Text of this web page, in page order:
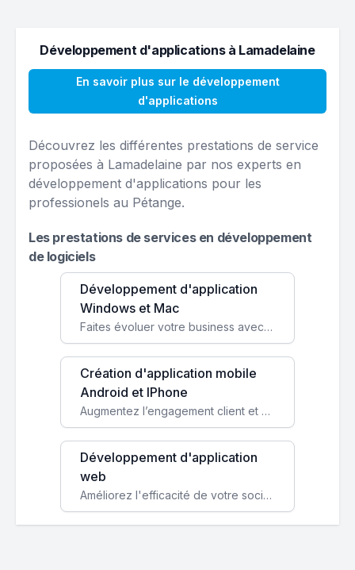
Développement d'applications à Lamadelaine
En savoir plus sur le développement
d'applications
Découvrez les différentes prestations de service
proposées à Lamadelaine par nos experts en
développement d'applications pour les
professionels au Pétange.
Les prestations de services en développement
de logiciels
Développement d'application
Windows et Mac
Faites évoluer votre business avec des solutions logicielles personnalisées, parfaitement adaptées à vos besoins spécifiques.
Création d'application mobile
Android et IPhone
Augmentez l’engagement client et simplifiez vos processus avec une application mobile sur mesure, disponible sur iOS et Android.
Développement d'application
web
Améliorez l'efficacité de votre société avec une application web personnalisée accessible partout et tout le temps.